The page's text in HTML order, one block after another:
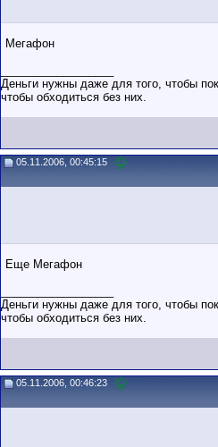
Мегафон
Деньги нужны даже для того, чтобы
чтобы обходиться без них.
05.11.2006, 00:45:15
Еще Мегафон
Деньги нужны даже для того, чтобы
чтобы обходиться без них.
05.11.2006, 00:46:23